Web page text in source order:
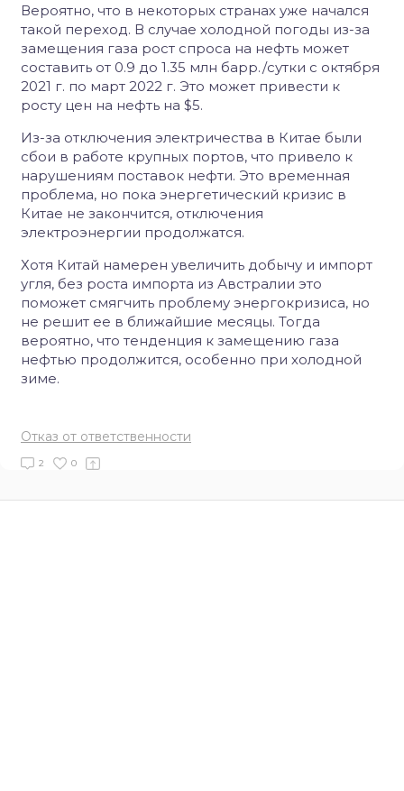
Вероятно, что в некоторых странах уже начался
такой переход. В случае холодной погоды из-за
замещения газа рост спроса на нефть может
составить от 0.9 до 1.35 млн барр./сутки с октября
2021 г. по март 2022 г. Это может привести к
росту цен на нефть на $5.
Из-за отключения электричества в Китае были
сбои в работе крупных портов, что привело к
нарушениям поставок нефти. Это временная
проблема, но пока энергетический кризис в
Китае не закончится, отключения
электроэнергии продолжатся.
Хотя Китай намерен увеличить добычу и импорт
угля, без роста импорта из Австралии это
поможет смягчить проблему энергокризиса, но
не решит ее в ближайшие месяцы. Тогда
вероятно, что тенденция к замещению газа
нефтью продолжится, особенно при холодной
зиме.
Отказ от ответственности
2 0